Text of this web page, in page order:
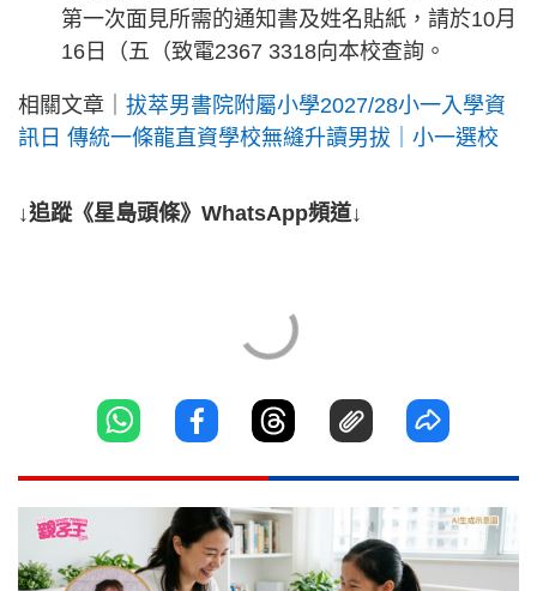
第一次面見所需的通知書及姓名貼紙，請於10月
16日（五（致電2367 3318向本校查詢。
相關文章｜ 拔萃男書院附屬小學2027/28小一入學資
訊日 傳統一條龍直資學校無縫升讀男拔｜小一選校
↓追蹤《星島頭條》WhatsApp頻道↓